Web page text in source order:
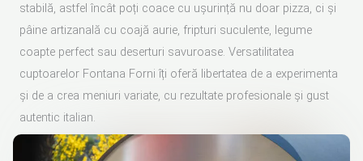
stabilă, astfel încât poți coace cu ușurință nu doar pizza, ci și
pâine artizanală cu coajă aurie, fripturi suculente, legume
coapte perfect sau deserturi savuroase. Versatilitatea
cuptoarelor Fontana Forni îți oferă libertatea de a experimenta
și de a crea meniuri variate, cu rezultate profesionale și gust
autentic italian.